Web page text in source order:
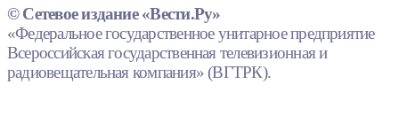
© Сетевое издание «Вести.Ру»
«Федеральное государственное унитарное предприятие
Всероссийская государственная телевизионная и
радиовещательная компания» (ВГТРК).